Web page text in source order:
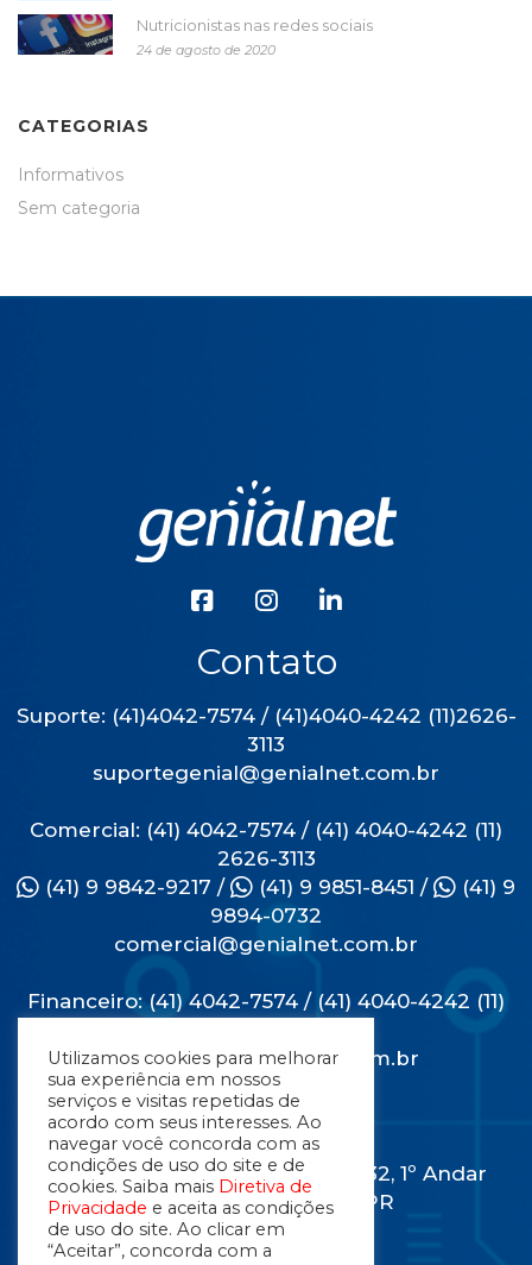
Nutricionistas nas redes sociais
24 de agosto de 2020
CATEGORIAS
Informativos
Sem categoria
Contato
Suporte: (41)4042-7574 / (41)4040-4242 (11)2626-
3113
suportegenial@genialnet.com.br
Comercial: (41) 4042-7574 / (41) 4040-4242 (11)
2626-3113
(41) 9 9842-9217 / (41) 9 9851-8451 /
(41) 9
9894-0732
comercial@genialnet.com.br
Financeiro: (41) 4042-7574 / (41) 4040-4242 (11)
financeiro@genialnet.com.br
Endereço
Rua Engenheiros Rebouças, 1732, 1º Andar
Rebouças - Curitiba - PR
80230-040
Utilizamos cookies para melhorar
sua experiência em nossos
serviços e visitas repetidas de
acordo com seus interesses. Ao
navegar você concorda com as
condições de uso do site e de
cookies. Saiba mais Diretiva de
Privacidade e aceita as condições
de uso do site. Ao clicar em
“Aceitar”, concorda com a